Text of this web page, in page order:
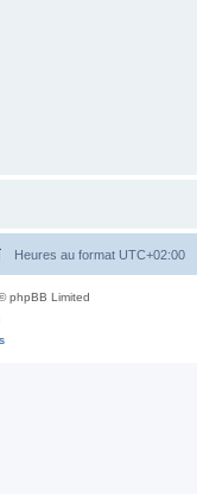
Heures au format UTC+02:00
phpBB Limited